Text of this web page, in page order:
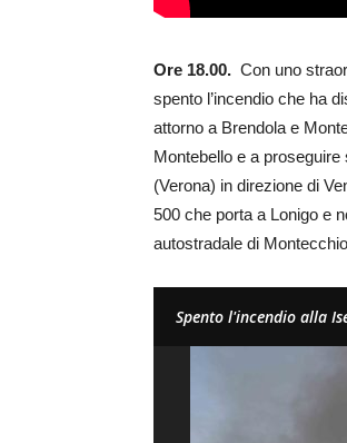
Ore 18.00. Con uno
spento l’incendio che ha
attorno a Brendola e
Montebello e a
(Verona) in direzione di
500 che porta a Lonigo e
autostradale di
Spento l'incendio alla